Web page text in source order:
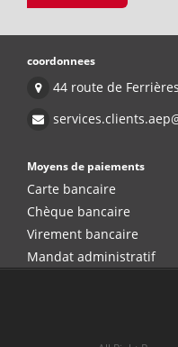
coordonnees
44 route de
Moyens de paiements
Carte bancaire
Chèque bancaire
Virement bancaire
Mandat administratif